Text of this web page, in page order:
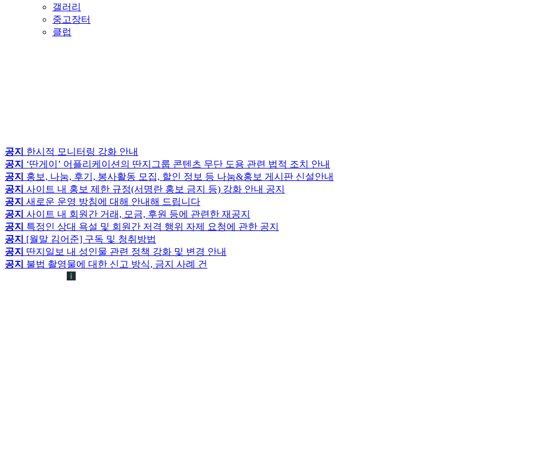
갤러리
중고장터
클럽
공지 한시적 모니터링 강화 안내
공지 ‘딴게이’ 어플리케이션의 딴지그룹 콘텐츠 무단 도용 관련 법적 조치 안내
공지 홍보, 나눔, 후기, 봉사활동 모집, 할인 정보 등 나눔&홍보 게시판 신설안내
공지 사이트 내 홍보 제한 규정(서명란 홍보 금지 등) 강화 안내 공지
공지 새로운 운영 방침에 대해 안내해 드립니다
공지 사이트 내 회원간 거래, 모금, 후원 등에 관련한 재공지
공지 특정인 상대 욕설 및 회원간 저격 행위 자제 요청에 관한 공지
공지 [월말 김어준] 구독 및 청취방법
공지 딴지일보 내 성인물 관련 정책 강화 및 변경 안내
공지 불법 촬영물에 대한 신고 방식, 금지 사례 건